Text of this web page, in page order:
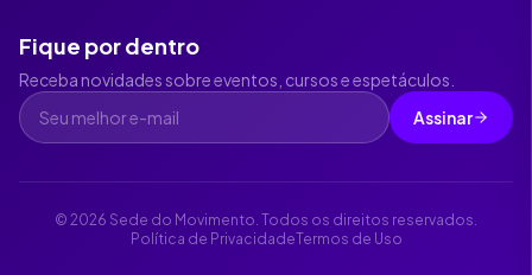
Fique por dentro
Receba novidades sobre eventos, cursos e espetáculos.
Assinar
© 2026 Sede do Movimento. Todos os direitos reservados.
Política de PrivacidadeTermos de Uso